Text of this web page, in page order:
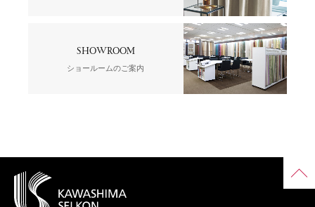
SHOWROOM
ショールームのご案内